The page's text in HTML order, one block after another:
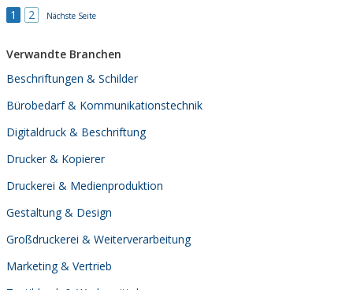
1
2 Nächste Seite
Verwandte Branchen
Beschriftungen & Schilder
Bürobedarf & Kommunikationstechnik
Digitaldruck & Beschriftung
Drucker & Kopierer
Druckerei & Medienproduktion
Gestaltung & Design
Großdruckerei & Weiterverarbeitung
Marketing & Vertrieb